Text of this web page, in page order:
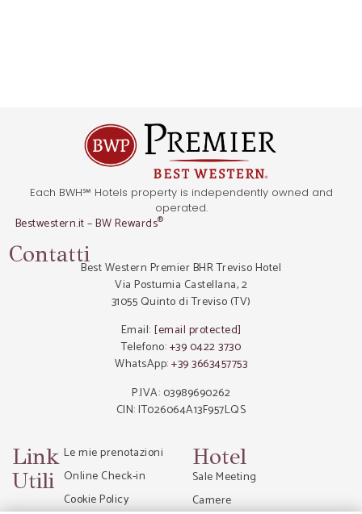
Each BWH℠ Hotels property is independently owned and
operated.
Bestwestern.it–BW Rewards®
Link
Utili
Le mie prenotazioni
Online Check-in
Cookie Policy
Hotel
Sale Meeting
Camere
Contatti
Best Western Premier BHR Treviso Hotel
Via Postumia Castellana, 2
31055 Quinto di Treviso (TV)
Email: [email protected]
Telefono:+39 0422 3730
WhatsApp:+39 3663457753
P.IVA: 03989690262
CIN: IT026064A13F957LQS